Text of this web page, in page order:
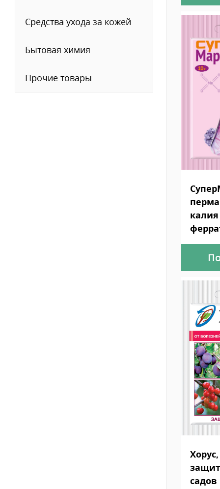
Средства ухода за кожей
Бытовая химия
Прочие товары
калия
садов